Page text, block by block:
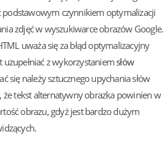
podstawowym czynnikiem optymalizacji
zdjęć w wyszukiwarce obrazów Google.
uważa się za błąd optymalizacyjny
uzupełniać z wykorzystaniemsłów
się należy sztucznego upychania słów
że tekst alternatywny obrazka powinien w
obrazu, gdyż jest bardzo dużym